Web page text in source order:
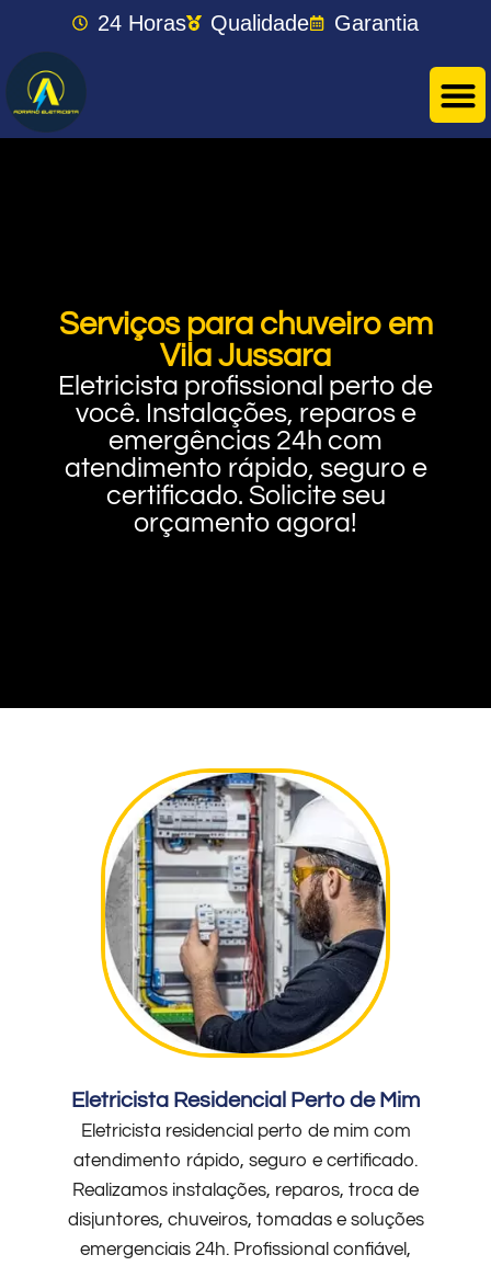
24 Horas Qualidade Garantia
Serviços para chuveiro em
Vila Jussara
Eletricista profissional perto de
você. Instalações, reparos e
emergências 24h com
atendimento rápido, seguro e
certificado. Solicite seu
orçamento agora!
Eletricista Residencial Perto de Mim
Eletricista residencial perto de mim com
atendimento rápido, seguro e certificado.
Realizamos instalações, reparos, troca de
disjuntores, chuveiros, tomadas e soluções
emergenciais 24h. Profissional confiável,